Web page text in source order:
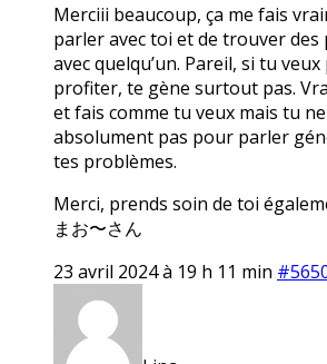
Merciii beaucoup, ça me fais
parler avec toi et de trouver des
avec quelqu’un. Pareil, si tu
profiter, te gène surtout pas.
et fais comme tu veux mais tu
absolument pas pour parler
tes problèmes.
Merci, prends soin de toi
まお〜さん
23 avril 2024 à 19 h 11 min